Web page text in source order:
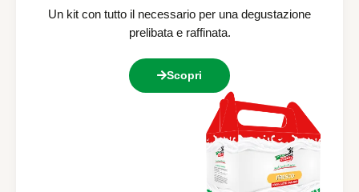
Un kit con tutto il necessario per una degustazione
prelibata e raffinata.
Scopri